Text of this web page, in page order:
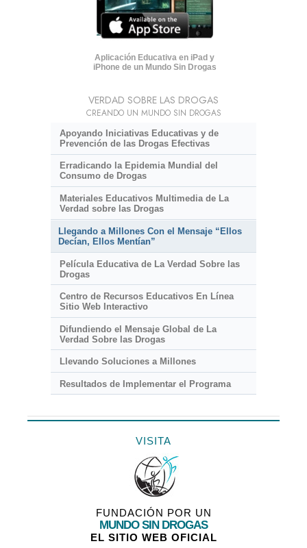
Aplicación Educativa en iPad y
iPhone de un Mundo Sin Drogas
VERDAD SOBRE LAS DROGAS
CREANDO UN MUNDO SIN DROGAS
Apoyando Iniciativas Educativas y de
Prevención de las Drogas Efectivas
Erradicando la Epidemia Mundial del
Consumo de Drogas
Materiales Educativos Multimedia de La
Verdad sobre las Drogas
Llegando a Millones Con el Mensaje “Ellos
Decían, Ellos Mentían”
Película Educativa de La Verdad Sobre las
Drogas
Centro de Recursos Educativos En Línea
Sitio Web Interactivo
Difundiendo el Mensaje Global de La
Verdad Sobre las Drogas
Llevando Soluciones a Millones
Resultados de Implementar el Programa
VISITA
FUNDACIÓN POR UN
MUNDO SIN DROGAS
EL SITIO WEB OFICIAL